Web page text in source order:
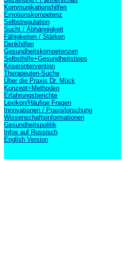
Kommunikationshilfen
Emotionskompetenz
Selbstregulation
Sucht / Abhängigkeit
Fähigkeiten / Stärken
Denkhilfen
Gesundheitskompetenzen
Selbsthilfe+Gesundheitstipps
Krisenintervention
Therapeuten-Suche
Über die Praxis Dr. Mück
Konzept+Methoden
Erfahrungsberichte
Lexikon/Häufige Fragen
Innovationen / Praxisforschung
Wissenschaftsinformationen
Gesundheitspolitik
Infos auf Russisch
English Version